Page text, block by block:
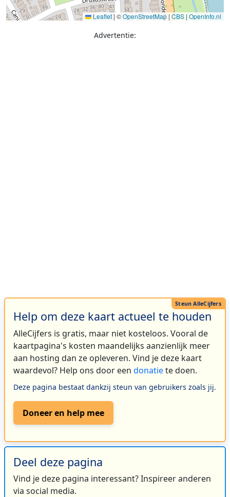
Leaflet | ©OpenStreetMap | CBS | OpenInfo.nl
Advertentie:
Help om deze kaart actueel te houden
AlleCijfers is gratis, maar niet kosteloos. Vooral de
kaartpagina's kosten maandelijks aanzienlijk meer
aan hosting dan ze opleveren. Vind je deze kaart
waardevol? Help ons door een donatiete doen.
Deze pagina bestaat dankzij steun van gebruikers zoals jij.
Doneer en help mee
Deel deze pagina
Vind je deze pagina interessant? Inspireer anderen
via social media.